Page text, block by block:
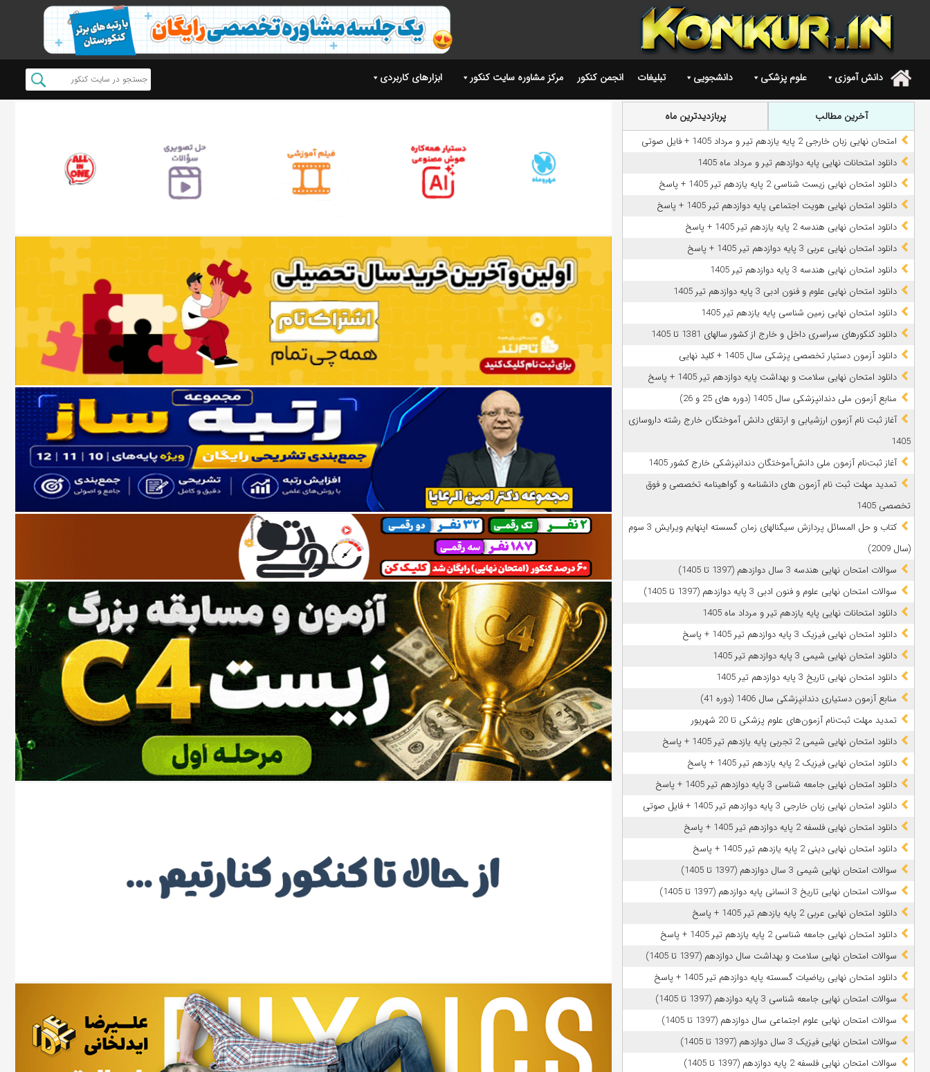
. دانش آموزی علوم پزشکی دانشجویی تبلیغات انجمن کنکور مرکز مشاوره سایت کنکور ابزارهای کاربردی
آخرین مطالب پربازدیدترین ماه
امتحان نهایی زبان خارجی 2 پایه یازدهم تیر و مرداد 1405 + فایل صوتی
دانلود امتحانات نهایی پایه دوازدهم تیر و مرداد ماه 1405
دانلود امتحان نهایی زیست شناسی 2 پایه یازدهم تیر 1405 + پاسخ
دانلود امتحان نهایی هویت اجتماعی پایه دوازدهم تیر 1405 + پاسخ
دانلود امتحان نهایی هندسه 2 پایه یازدهم تیر 1405 + پاسخ
دانلود امتحان نهایی عربی 3 پایه دوازدهم تیر 1405 + پاسخ
دانلود امتحان نهایی هندسه 3 پایه دوازدهم تیر 1405
دانلود امتحان نهایی علوم و فنون ادبی 3 پایه دوازدهم تیر 1405
دانلود امتحان نهایی زمین شناسی پایه یازدهم تیر 1405
دانلود کنکورهای سراسری داخل و خارج از کشور سالهای 1381 تا 1405
دانلود آزمون دستیار تخصصی پزشکی سال 1405 + کلید نهایی
دانلود امتحان نهایی سلامت و بهداشت پایه دوازدهم تیر 1405 + پاسخ
ﻣﻨﺎﺑﻊ آزﻣﻮن ﻣﻠﯽ دندانپزشکی سال 1405 (دوره های 25 و 26)
آغاز ثبت نام آزمون‌ ارزشیابی و ارتقای دانش آموختگان خارج رشته داروسازی
1405
آغاز ثبت‌نام آزمون ملی دانش‌آموختگان دندانپزشکی خارج کشور 1405
تمدید مهلت ثبت نام آزمون های دانشنامه و گواهینامه تخصصی و فوق
تخصصی 1405
کتاب و حل المسائل پردازش سیگنالهای زمان گسسته اپنهایم ویرایش 3 سوم
(سال 2009)
سوالات امتحان نهایی هندسه 3 سال دوازدهم (1397 تا 1405)
سوالات امتحان نهایی علوم و فنون ادبی 3 پایه دوازدهم (1397 تا 1405)
دانلود امتحانات نهایی پایه یازدهم تیر و مرداد ماه 1405
دانلود امتحان نهایی فیزیک 3 پایه دوازدهم تیر 1405 + پاسخ
دانلود امتحان نهایی شیمی 3 پایه دوازدهم تیر 1405
دانلود امتحان نهایی تاریخ 3 پایه دوازدهم تیر 1405
منابع آزمون دستیاری دندانپزشکی سال 1406 (دوره 41)
تمدید مهلت ثبت‌نام آزمون‌های علوم پزشکی تا 20 شهریور
دانلود امتحان نهایی شیمی 2 تجربی پایه یازدهم تیر 1405 + پاسخ
دانلود امتحان نهایی فیزیک 2 پایه یازدهم تیر 1405 + پاسخ
دانلود امتحان نهایی جامعه شناسی 3 پایه دوازدهم تیر 1405 + پاسخ
دانلود امتحان نهایی زبان خارجی 3 پایه دوازدهم تیر 1405 + فایل صوتی
دانلود امتحان نهایی فلسفه 2 پایه دوازدهم تیر 1405 + پاسخ
دانلود امتحان نهایی دینی 2 پایه یازدهم تیر 1405 + پاسخ
سوالات امتحان نهایی شیمی 3 سال دوازدهم (1397 تا 1405)
سوالات امتحان نهایی تاریخ 3 انسانی پایه دوازدهم (1397 تا 1405)
دانلود امتحان نهایی عربی 2 پایه یازدهم تیر 1405 + پاسخ
دانلود امتحان نهایی جامعه شناسی 2 پایه یازدهم تیر 1405 + پاسخ
سوالات امتحان نهایی سلامت و بهداشت سال دوازدهم (1397 تا 1405)
دانلود امتحان نهایی ریاضیات گسسته پایه دوازدهم تیر 1405 + پاسخ
سوالات امتحان نهایی جامعه شناسی 3 پایه دوازدهم (1397 تا 1405)
سوالات امتحان نهایی علوم اجتماعی سال دوازدهم (1397 تا 1405)
سوالات امتحان نهایی فیزیک 3 سال دوازدهم (1397 تا 1405)
سوالات امتحان نهایی فلسفه 2 پایه دوازدهم (1397 تا 1405)